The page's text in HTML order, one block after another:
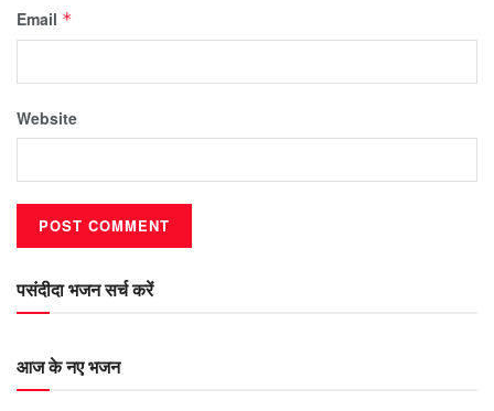
Email *
Website
पसंदीदा भजन सर्च करें
आज के नए भजन